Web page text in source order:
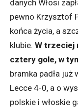
danych Włosi
pewno Krzysztof
końca życia, a
klubie. W trzeciej
cztery gole, w
bramka padła już
Lecce 4-0, a o
polskie i włoskie